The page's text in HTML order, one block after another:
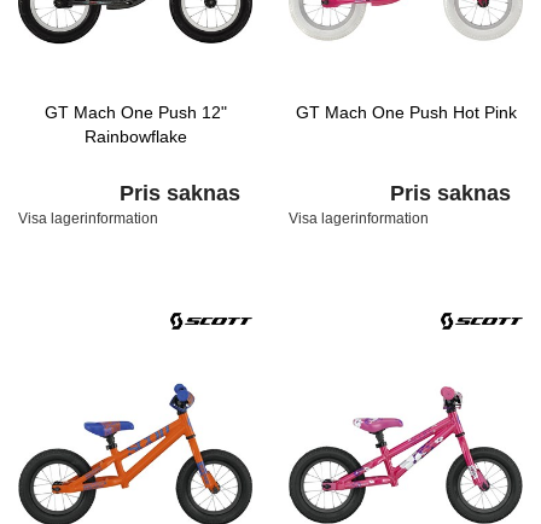
GT Mach One Push 12"
Rainbowflake
Pris saknas
Visa lagerinformation
GT Mach One Push Hot Pink
Pris saknas
Visa lagerinformation